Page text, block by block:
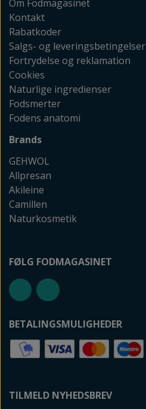
Om Fodmagasinet
Kontakt
Rabatkoder
Salgs- og leveringsbetingelser
Fortrydelse og reklamation
Cookies
Naturlige ingredienser
Fodsmerter
Fodens anatomi
Brands
GEHWOL
Allpresan
Akileine
Camillen
Naturkosmetik
FØLG FODMAGASINET
BETALINGSMULIGHEDER
TILMELD NYHEDSBREV